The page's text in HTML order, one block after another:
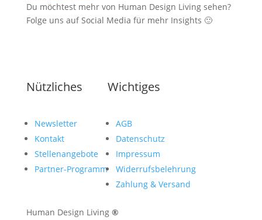
Du möchtest mehr von Human Design Living sehen?
Folge uns auf Social Media für mehr Insights 🙂
Nützliches
Newsletter
Kontakt
Stellenangebote
Partner-Programm
Wichtiges
AGB
Datenschutz
Impressum
Widerrufsbelehrung
Zahlung & Versand
Human Design Living ®